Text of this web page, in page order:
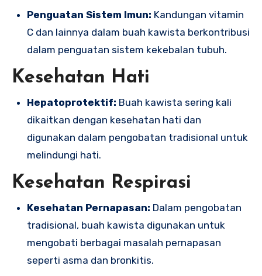
Penguatan Sistem Imun: Kandungan vitamin
C dan lainnya dalam buah kawista berkontribusi
dalam penguatan sistem kekebalan tubuh.
Kesehatan Hati
Hepatoprotektif: Buah kawista sering kali
dikaitkan dengan kesehatan hati dan
digunakan dalam pengobatan tradisional untuk
melindungi hati.
Kesehatan Respirasi
Kesehatan Pernapasan: Dalam pengobatan
tradisional, buah kawista digunakan untuk
mengobati berbagai masalah pernapasan
seperti asma dan bronkitis.